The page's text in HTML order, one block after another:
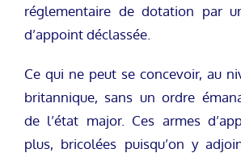
réglementaire de dotation par
d’appoint déclassée.
Ce qui ne peut se concevoir, au
britannique, sans un ordre
de l’état major. Ces armes
plus, bricolées puisqu’on y